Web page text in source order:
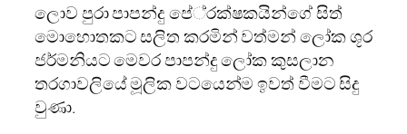
ලොව පුරා පාපන්දු පේ‍්‍රක්ෂකයින්ගේ සිත්
මොහොතකට සලිත කරමින් වත්මන් ලෝක ශූර
ජර්මනියට මෙවර පාපන්දු ලෝක කුසලාන
තරගාවලියේ මූලික වටයෙන්ම ඉවත් වීමට සිදු
වුණා.